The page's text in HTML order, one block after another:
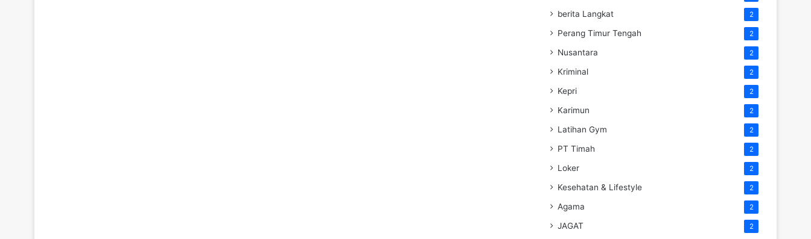
berita Langkat 2
Perang Timur Tengah 2
Nusantara 2
Kriminal 2
Kepri 2
Karimun 2
Latihan Gym 2
PT Timah 2
Loker 2
Kesehatan & Lifestyle 2
Agama 2
JAGAT 2